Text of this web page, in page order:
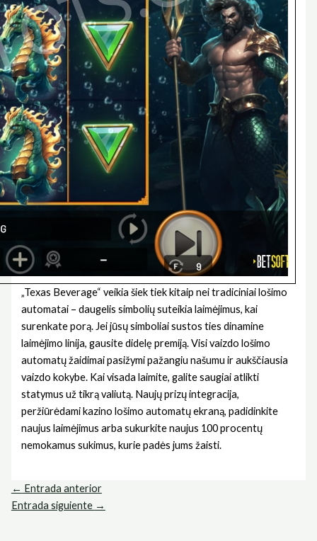
„Texas Beverage“ veikia šiek tiek kitaip nei tradiciniai lošimo
automatai – daugelis simbolių suteikia laimėjimus, kai
surenkate porą. Jei jūsų simboliai sustos ties dinamine
laimėjimo linija, gausite didelę premiją. Visi vaizdo lošimo
automatų žaidimai pasižymi pažangiu našumu ir aukščiausia
vaizdo kokybe. Kai visada laimite, galite saugiai atlikti
statymus už tikrą valiutą. Naujų prizų integracija,
peržiūrėdami kazino lošimo automatų ekraną, padidinkite
naujus laimėjimus arba sukurkite naujus 100 procentų
nemokamus sukimus, kurie padės jums žaisti.
← Entrada anterior
Entrada siguiente →